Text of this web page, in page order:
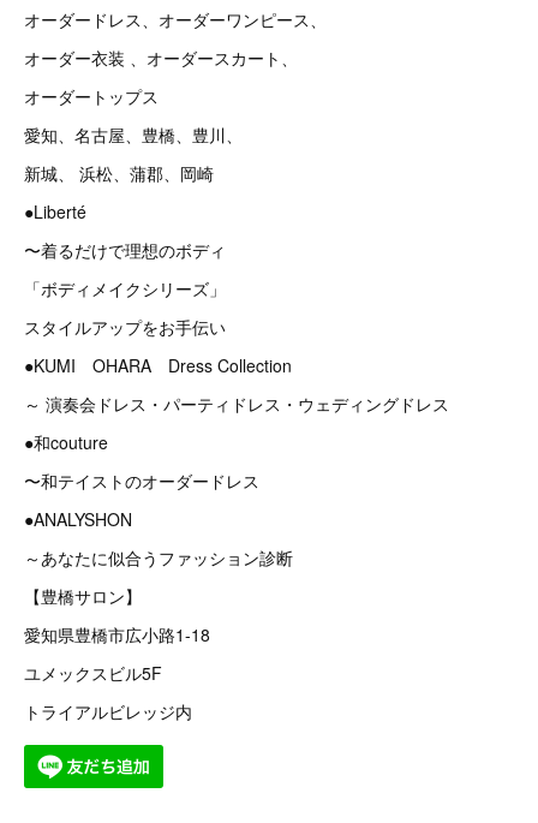
オーダードレス、オーダーワンピース、
オーダー衣装 、オーダースカート、
オーダートップス
愛知、名古屋、豊橋、豊川、
新城、 浜松、蒲郡、岡崎
●Liberté
〜着るだけで理想のボディ
「ボディメイクシリーズ」
スタイルアップをお手伝い
●KUMI OHARA Dress Collection
～ 演奏会ドレス・パーティドレス・ウェディングドレス
●和couture
〜和テイストのオーダードレス
●ANALYSHON
～あなたに似合うファッション診断
【豊橋サロン】
愛知県豊橋市広小路1-18
ユメックスビル5F
トライアルビレッジ内